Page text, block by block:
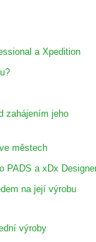
a Xpedition
zahájením jeho
městech
PADS a xDx
na její výrobu
výroby